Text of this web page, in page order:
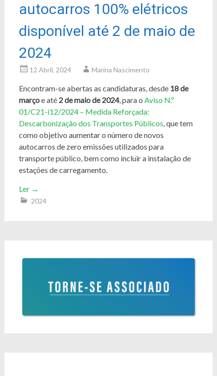
autocarros 100% elétricos
disponível até 2 de maio de
2024
12 Abril, 2024 Marina Nascimento
Encontram-se abertas as candidaturas, desde 18 de
marçoe até 2 de maio de 2024, para o Aviso N.º
01/C21-i12/2024 – Medida Reforçada:
Descarbonização dos Transportes Públicos, que tem
como objetivo aumentar o número de novos
autocarros de zero emissões utilizados para
transporte público, bem como incluir a instalação de
estações de carregamento.
Ler →
2024